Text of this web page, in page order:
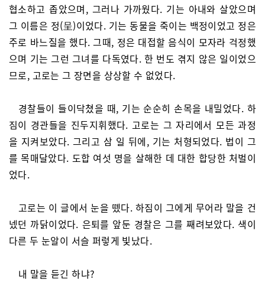
협소하고 좁았으며, 그러나 가까웠다. 기는 아내와 살았으며
그 이름은 정(呈)이었다. 기는 동물을 죽이는 백정이었고 정은
주로 바느질을 했다. 그때, 정은 대접할 음식이 모자라 걱정했
으며 기는 그런 그녀를 다독였다. 한 번도 겪지 않은 일이었으
므로, 고로는 그 장면을 상상할 수 없었다.
경찰들이 들이닥쳤을 때, 기는 순순히 손목을 내밀었다. 하
짐이 경관들을 진두지휘했다. 고로는 그 자리에서 모든 과정
을 지켜보았다. 그리고 삼 일 뒤에, 기는 처형되었다. 법이 그
를 목매달았다. 도합 여섯 명을 살해한 데 대한 합당한 처벌이
었다.
고로는 이 글에서 눈을 뗐다. 하짐이 그에게 무어라 말을 건
넸던 까닭이었다. 은퇴를 앞둔 경찰은 그를 째려보았다. 색이
다른 두 눈알이 서슬 퍼렇게 빛났다.
내 말을 듣긴 하냐?